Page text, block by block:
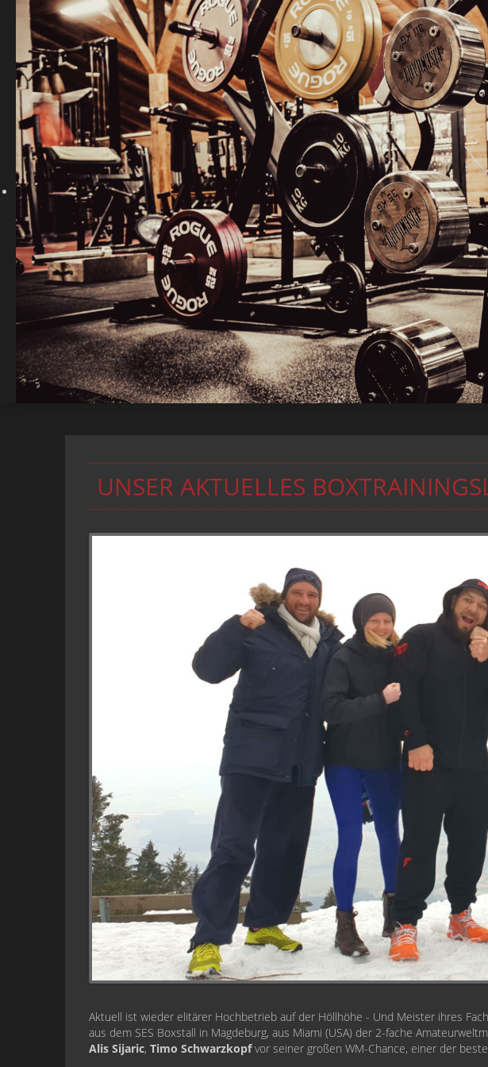
UNSER AKTUELLES
Aktuell ist wieder elitärer Hochbetrieb auf der Höllhöhe - Und Meister ihres
aus dem SES Boxstall in Magdeburg, aus Miami (USA) der 2-fache
Alis Sijaric, Timo Schwarzkopfvor seiner großen WM-Chance, einer der